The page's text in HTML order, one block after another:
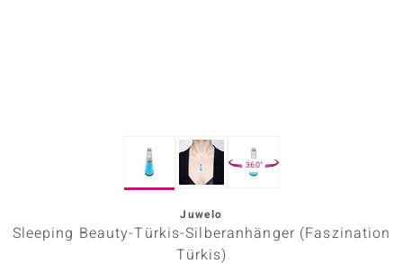
360°
Juwelo
Sleeping Beauty-Türkis-Silberanhänger (Faszination
Türkis)